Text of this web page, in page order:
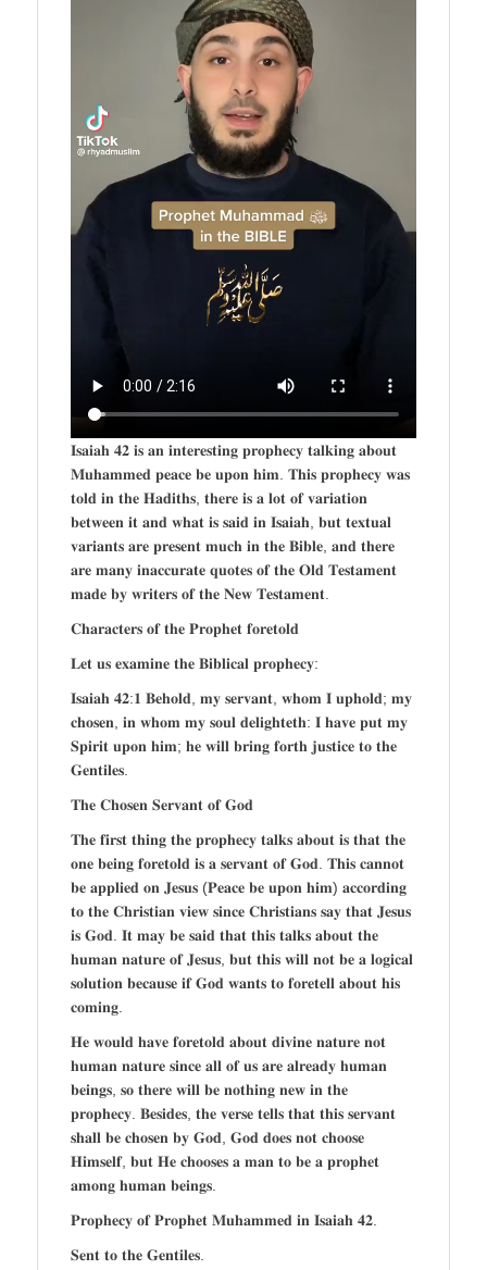
𝐈𝐬𝐚𝐢𝐚𝐡 𝟒𝟐 𝐢𝐬 𝐚𝐧 𝐢𝐧𝐭𝐞𝐫𝐞𝐬𝐭𝐢𝐧𝐠 𝐩𝐫𝐨𝐩𝐡𝐞𝐜𝐲 𝐭𝐚𝐥𝐤𝐢𝐧𝐠 𝐚𝐛𝐨𝐮𝐭
𝐌𝐮𝐡𝐚𝐦𝐦𝐞𝐝 𝐩𝐞𝐚𝐜𝐞 𝐛𝐞 𝐮𝐩𝐨𝐧 𝐡𝐢𝐦. 𝐓𝐡𝐢𝐬 𝐩𝐫𝐨𝐩𝐡𝐞𝐜𝐲 𝐰𝐚𝐬
𝐭𝐨𝐥𝐝 𝐢𝐧 𝐭𝐡𝐞 𝐇𝐚𝐝𝐢𝐭𝐡𝐬, 𝐭𝐡𝐞𝐫𝐞 𝐢𝐬 𝐚 𝐥𝐨𝐭 𝐨𝐟 𝐯𝐚𝐫𝐢𝐚𝐭𝐢𝐨𝐧
𝐛𝐞𝐭𝐰𝐞𝐞𝐧 𝐢𝐭 𝐚𝐧𝐝 𝐰𝐡𝐚𝐭 𝐢𝐬 𝐬𝐚𝐢𝐝 𝐢𝐧 𝐈𝐬𝐚𝐢𝐚𝐡, 𝐛𝐮𝐭 𝐭𝐞𝐱𝐭𝐮𝐚𝐥
𝐯𝐚𝐫𝐢𝐚𝐧𝐭𝐬 𝐚𝐫𝐞 𝐩𝐫𝐞𝐬𝐞𝐧𝐭 𝐦𝐮𝐜𝐡 𝐢𝐧 𝐭𝐡𝐞 𝐁𝐢𝐛𝐥𝐞, 𝐚𝐧𝐝 𝐭𝐡𝐞𝐫𝐞
𝐚𝐫𝐞 𝐦𝐚𝐧𝐲 𝐢𝐧𝐚𝐜𝐜𝐮𝐫𝐚𝐭𝐞 𝐪𝐮𝐨𝐭𝐞𝐬 𝐨𝐟 𝐭𝐡𝐞 𝐎𝐥𝐝 𝐓𝐞𝐬𝐭𝐚𝐦𝐞𝐧𝐭
𝐦𝐚𝐝𝐞 𝐛𝐲 𝐰𝐫𝐢𝐭𝐞𝐫𝐬 𝐨𝐟 𝐭𝐡𝐞 𝐍𝐞𝐰 𝐓𝐞𝐬𝐭𝐚𝐦𝐞𝐧𝐭.
𝐂𝐡𝐚𝐫𝐚𝐜𝐭𝐞𝐫𝐬 𝐨𝐟 𝐭𝐡𝐞 𝐏𝐫𝐨𝐩𝐡𝐞𝐭 𝐟𝐨𝐫𝐞𝐭𝐨𝐥𝐝
𝐋𝐞𝐭 𝐮𝐬 𝐞𝐱𝐚𝐦𝐢𝐧𝐞 𝐭𝐡𝐞 𝐁𝐢𝐛𝐥𝐢𝐜𝐚𝐥 𝐩𝐫𝐨𝐩𝐡𝐞𝐜𝐲:
𝐈𝐬𝐚𝐢𝐚𝐡 𝟒𝟐:𝟏 𝐁𝐞𝐡𝐨𝐥𝐝, 𝐦𝐲 𝐬𝐞𝐫𝐯𝐚𝐧𝐭, 𝐰𝐡𝐨𝐦 𝐈 𝐮𝐩𝐡𝐨𝐥𝐝; 𝐦𝐲
𝐜𝐡𝐨𝐬𝐞𝐧, 𝐢𝐧 𝐰𝐡𝐨𝐦 𝐦𝐲 𝐬𝐨𝐮𝐥 𝐝𝐞𝐥𝐢𝐠𝐡𝐭𝐞𝐭𝐡: 𝐈 𝐡𝐚𝐯𝐞 𝐩𝐮𝐭 𝐦𝐲
𝐒𝐩𝐢𝐫𝐢𝐭 𝐮𝐩𝐨𝐧 𝐡𝐢𝐦; 𝐡𝐞 𝐰𝐢𝐥𝐥 𝐛𝐫𝐢𝐧𝐠 𝐟𝐨𝐫𝐭𝐡 𝐣𝐮𝐬𝐭𝐢𝐜𝐞 𝐭𝐨 𝐭𝐡𝐞
𝐆𝐞𝐧𝐭𝐢𝐥𝐞𝐬.
𝐓𝐡𝐞 𝐂𝐡𝐨𝐬𝐞𝐧 𝐒𝐞𝐫𝐯𝐚𝐧𝐭 𝐨𝐟 𝐆𝐨𝐝
𝐓𝐡𝐞 𝐟𝐢𝐫𝐬𝐭 𝐭𝐡𝐢𝐧𝐠 𝐭𝐡𝐞 𝐩𝐫𝐨𝐩𝐡𝐞𝐜𝐲 𝐭𝐚𝐥𝐤𝐬 𝐚𝐛𝐨𝐮𝐭 𝐢𝐬 𝐭𝐡𝐚𝐭 𝐭𝐡𝐞
𝐨𝐧𝐞 𝐛𝐞𝐢𝐧𝐠 𝐟𝐨𝐫𝐞𝐭𝐨𝐥𝐝 𝐢𝐬 𝐚 𝐬𝐞𝐫𝐯𝐚𝐧𝐭 𝐨𝐟 𝐆𝐨𝐝. 𝐓𝐡𝐢𝐬 𝐜𝐚𝐧𝐧𝐨𝐭
𝐛𝐞 𝐚𝐩𝐩𝐥𝐢𝐞𝐝 𝐨𝐧 𝐉𝐞𝐬𝐮𝐬 (𝐏𝐞𝐚𝐜𝐞 𝐛𝐞 𝐮𝐩𝐨𝐧 𝐡𝐢𝐦) 𝐚𝐜𝐜𝐨𝐫𝐝𝐢𝐧𝐠
𝐭𝐨 𝐭𝐡𝐞 𝐂𝐡𝐫𝐢𝐬𝐭𝐢𝐚𝐧 𝐯𝐢𝐞𝐰 𝐬𝐢𝐧𝐜𝐞 𝐂𝐡𝐫𝐢𝐬𝐭𝐢𝐚𝐧𝐬 𝐬𝐚𝐲 𝐭𝐡𝐚𝐭 𝐉𝐞𝐬𝐮𝐬
𝐢𝐬 𝐆𝐨𝐝. 𝐈𝐭 𝐦𝐚𝐲 𝐛𝐞 𝐬𝐚𝐢𝐝 𝐭𝐡𝐚𝐭 𝐭𝐡𝐢𝐬 𝐭𝐚𝐥𝐤𝐬 𝐚𝐛𝐨𝐮𝐭 𝐭𝐡𝐞
𝐡𝐮𝐦𝐚𝐧 𝐧𝐚𝐭𝐮𝐫𝐞 𝐨𝐟 𝐉𝐞𝐬𝐮𝐬, 𝐛𝐮𝐭 𝐭𝐡𝐢𝐬 𝐰𝐢𝐥𝐥 𝐧𝐨𝐭 𝐛𝐞 𝐚 𝐥𝐨𝐠𝐢𝐜𝐚𝐥
𝐬𝐨𝐥𝐮𝐭𝐢𝐨𝐧 𝐛𝐞𝐜𝐚𝐮𝐬𝐞 𝐢𝐟 𝐆𝐨𝐝 𝐰𝐚𝐧𝐭𝐬 𝐭𝐨 𝐟𝐨𝐫𝐞𝐭𝐞𝐥𝐥 𝐚𝐛𝐨𝐮𝐭 𝐡𝐢𝐬
𝐜𝐨𝐦𝐢𝐧𝐠.
𝐇𝐞 𝐰𝐨𝐮𝐥𝐝 𝐡𝐚𝐯𝐞 𝐟𝐨𝐫𝐞𝐭𝐨𝐥𝐝 𝐚𝐛𝐨𝐮𝐭 𝐝𝐢𝐯𝐢𝐧𝐞 𝐧𝐚𝐭𝐮𝐫𝐞 𝐧𝐨𝐭
𝐡𝐮𝐦𝐚𝐧 𝐧𝐚𝐭𝐮𝐫𝐞 𝐬𝐢𝐧𝐜𝐞 𝐚𝐥𝐥 𝐨𝐟 𝐮𝐬 𝐚𝐫𝐞 𝐚𝐥𝐫𝐞𝐚𝐝𝐲 𝐡𝐮𝐦𝐚𝐧
𝐛𝐞𝐢𝐧𝐠𝐬, 𝐬𝐨 𝐭𝐡𝐞𝐫𝐞 𝐰𝐢𝐥𝐥 𝐛𝐞 𝐧𝐨𝐭𝐡𝐢𝐧𝐠 𝐧𝐞𝐰 𝐢𝐧 𝐭𝐡𝐞
𝐩𝐫𝐨𝐩𝐡𝐞𝐜𝐲. 𝐁𝐞𝐬𝐢𝐝𝐞𝐬, 𝐭𝐡𝐞 𝐯𝐞𝐫𝐬𝐞 𝐭𝐞𝐥𝐥𝐬 𝐭𝐡𝐚𝐭 𝐭𝐡𝐢𝐬 𝐬𝐞𝐫𝐯𝐚𝐧𝐭
𝐬𝐡𝐚𝐥𝐥 𝐛𝐞 𝐜𝐡𝐨𝐬𝐞𝐧 𝐛𝐲 𝐆𝐨𝐝, 𝐆𝐨𝐝 𝐝𝐨𝐞𝐬 𝐧𝐨𝐭 𝐜𝐡𝐨𝐨𝐬𝐞
𝐇𝐢𝐦𝐬𝐞𝐥𝐟, 𝐛𝐮𝐭 𝐇𝐞 𝐜𝐡𝐨𝐨𝐬𝐞𝐬 𝐚 𝐦𝐚𝐧 𝐭𝐨 𝐛𝐞 𝐚 𝐩𝐫𝐨𝐩𝐡𝐞𝐭
𝐚𝐦𝐨𝐧𝐠 𝐡𝐮𝐦𝐚𝐧 𝐛𝐞𝐢𝐧𝐠𝐬.
𝐏𝐫𝐨𝐩𝐡𝐞𝐜𝐲 𝐨𝐟 𝐏𝐫𝐨𝐩𝐡𝐞𝐭 𝐌𝐮𝐡𝐚𝐦𝐦𝐞𝐝 𝐢𝐧 𝐈𝐬𝐚𝐢𝐚𝐡 𝟒𝟐.
𝐒𝐞𝐧𝐭 𝐭𝐨 𝐭𝐡𝐞 𝐆𝐞𝐧𝐭𝐢𝐥𝐞𝐬.